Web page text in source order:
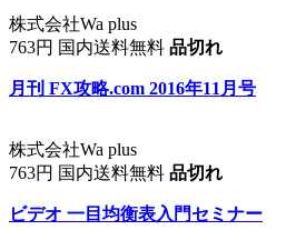
株式会社Wa plus
763円 国内送料無料 品切れ
月刊 FX攻略.com 2016年11月号
株式会社Wa plus
763円 国内送料無料 品切れ
ビデオ 一目均衡表入門セミナー